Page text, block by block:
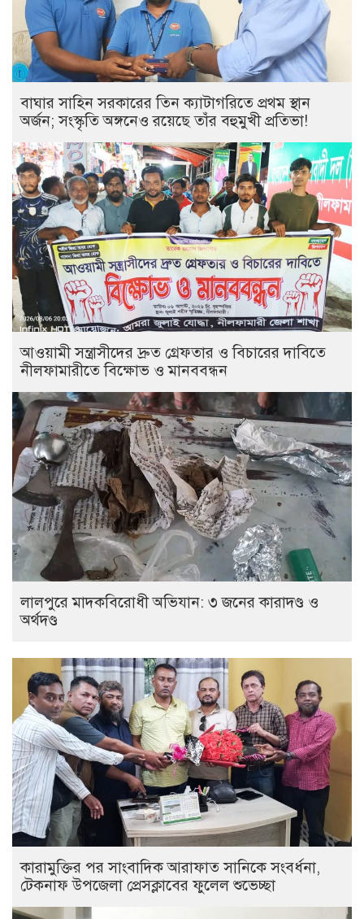
বাঘার সাহিন সরকারের তিন ক্যাটাগরিতে প্রথম স্থান
অর্জন; সংস্কৃতি অঙ্গনেও রয়েছে তাঁর বহুমুখী প্রতিভা!
আওয়ামী সন্ত্রাসীদের দ্রুত গ্রেফতার ও বিচারের দাবিতে
নীলফামারীতে বিক্ষোভ ও মানববন্ধন
লালপুরে মাদকবিরোধী অভিযান: ৩ জনের কারাদণ্ড ও
অর্থদণ্ড
কারামুক্তির পর সাংবাদিক আরাফাত সানিকে সংবর্ধনা,
টেকনাফ উপজেলা প্রেসক্লাবের ফুলেল শুভেচ্ছা